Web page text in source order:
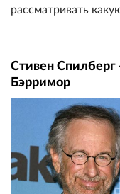
рассматривать
Стивен
Бэрримор